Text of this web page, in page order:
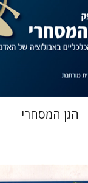
הנחת אתר ספר מודפס
הגן המסחרי